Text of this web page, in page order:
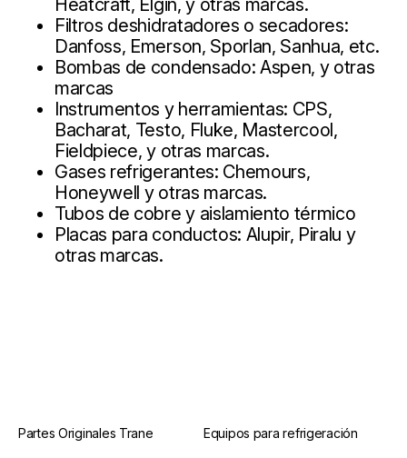
Heatcraft, Elgin, y otras marcas.
Filtros deshidratadores o secadores:
Danfoss, Emerson, Sporlan, Sanhua, etc.
Bombas de condensado: Aspen, y otras
marcas
Instrumentos y herramientas: CPS,
Bacharat, Testo, Fluke, Mastercool,
Fieldpiece, y otras marcas.
Gases refrigerantes: Chemours,
Honeywell y otras marcas.
Tubos de cobre y aislamiento térmico
Placas para conductos: Alupir, Piralu y
otras marcas.
Partes Originales Trane Equipos para refrigeración